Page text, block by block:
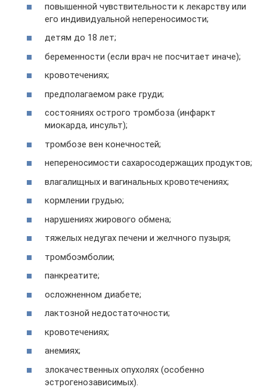
повышенной чувствительности к лекарству или
его индивидуальной непереносимости;
детям до 18 лет;
беременности (если врач не посчитает иначе);
кровотечениях;
предполагаемом раке груди;
состояниях острого тромбоза (инфаркт
миокарда, инсульт);
тромбозе вен конечностей;
непереносимости сахаросодержащих продуктов;
влагалищных и вагинальных кровотечениях;
кормлении грудью;
нарушениях жирового обмена;
тяжелых недугах печени и желчного пузыря;
тромбоэмболии;
панкреатите;
осложненном диабете;
лактозной недостаточности;
кровотечениях;
анемиях;
злокачественных опухолях (особенно
эстрогенозависимых).